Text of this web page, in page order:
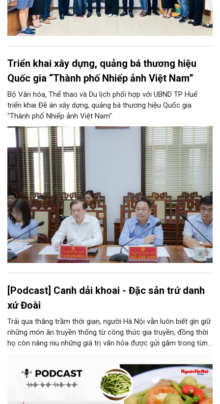
Triển khai xây dựng, quảng bá thương hiệu
Quốc gia “Thành phố Nhiếp ảnh Việt Nam”
Bộ Văn hóa, Thể thao và Du lịch phối hợp với UBND TP Huế
triển khai Đề án xây dựng, quảng bá thương hiệu Quốc gia
"Thành phố Nhiếp ảnh Việt Nam".
[Podcast] Canh dải khoai - Đặc sản trứ danh
xứ Đoài
Trải qua thăng trầm thời gian, người Hà Nội vẫn luôn biết gìn giữ
những món ăn truyền thống từ công thức gia truyền, đồng thời
họ còn nâng niu những giá trị văn hóa được gửi gắm trong từng
thức. Và canh dải khoai là một món ăn như thế.